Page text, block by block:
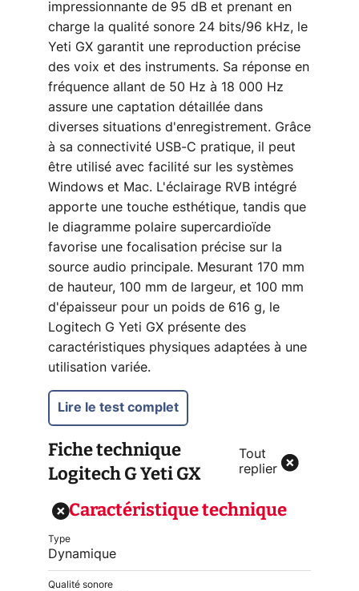
impressionnante de 95 dB et prenant en
charge la qualité sonore 24 bits/96 kHz, le
Yeti GX garantit une reproduction précise
des voix et des instruments. Sa réponse en
fréquence allant de 50 Hz à 18 000 Hz
assure une captation détaillée dans
diverses situations d'enregistrement. Grâce
à sa connectivité USB-C pratique, il peut
être utilisé avec facilité sur les systèmes
Windows et Mac. L'éclairage RVB intégré
apporte une touche esthétique, tandis que
le diagramme polaire supercardioïde
favorise une focalisation précise sur la
source audio principale. Mesurant 170 mm
de hauteur, 100 mm de largeur, et 100 mm
d'épaisseur pour un poids de 616 g, le
Logitech G Yeti GX présente des
caractéristiques physiques adaptées à une
utilisation variée.
Lire le test complet
Fiche technique
Logitech G Yeti GX
Tout
replier
Caractéristique technique
Type
Dynamique
Qualité sonore